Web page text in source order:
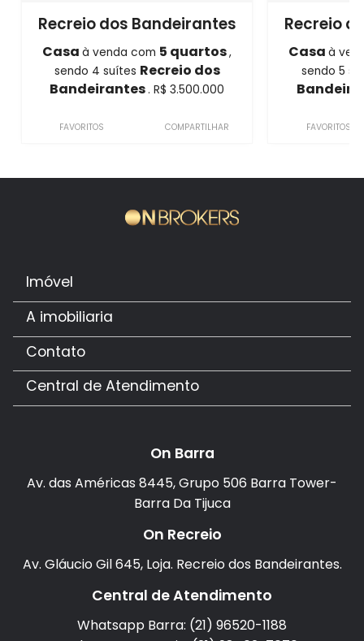
Recreio dos Bandeirantes
Casaà venda com 5 quartos,
sendo 4 suítes Recreio dos
Bandeirantes. R$ 3.500.000
FAVORITOS COMPARTILHAR
Recreio
Casaà
sendo 5
FAVORITOS
Imóvel
A imobiliaria
Contato
Central de Atendimento
On Barra
Av. das Américas 8445, Grupo 506 Barra Tower-
Barra Da Tijuca
On Recreio
Av. Gláucio Gil 645, Loja. Recreio dos Bandeirantes.
Central de Atendimento
Whatsapp Barra: (21) 96520-1188